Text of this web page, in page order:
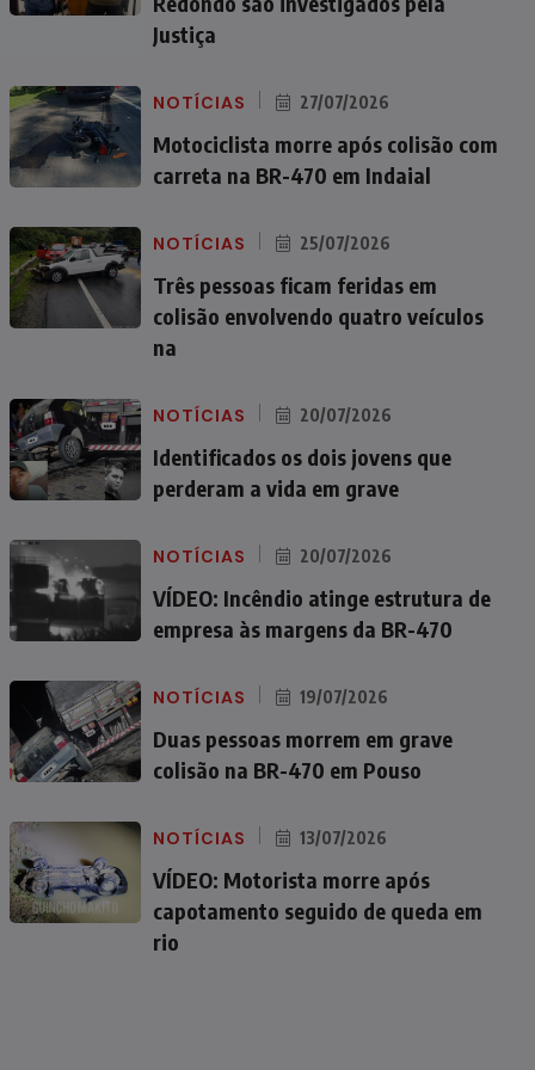
Justiça
NOTÍCIAS 27/07/2026
Motociclista morre após colisão com
carreta na BR-470 em Indaial
NOTÍCIAS 25/07/2026
Três pessoas ficam feridas em
colisão envolvendo quatro veículos
na
NOTÍCIAS 20/07/2026
Identificados os dois jovens que
perderam a vida em grave
NOTÍCIAS 20/07/2026
VÍDEO: Incêndio atinge estrutura de
empresa às margens da BR-470
NOTÍCIAS 19/07/2026
Duas pessoas morrem em grave
colisão na BR-470 em Pouso
NOTÍCIAS 13/07/2026
VÍDEO: Motorista morre após
capotamento seguido de queda em
rio